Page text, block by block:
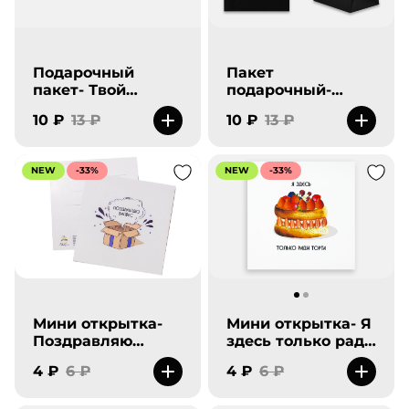
Подарочный
пакет- Твой
подарок на дне
как и ты.
10 ₽ 13 ₽
Пакет
подарочный-
10 ₽ 13 ₽
NEW -33%
Мини открытка-
Поздравляю
4 ₽ 6 ₽
NEW -33%
Мини открытка- Я
здесь только ради
4 ₽ 6 ₽